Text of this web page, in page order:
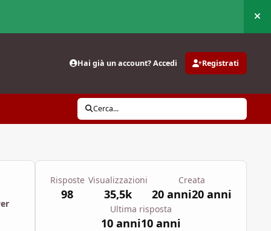
Hai già un account? Accedi Registrati
Cerca...
Risposte
98
Visualizzazioni
35,5k
Creata
20 anni20 anni
Ultima risposta
10 anni10 anni